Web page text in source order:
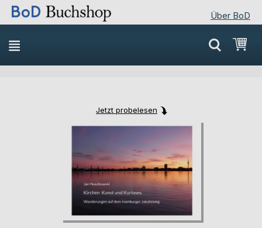
Über BoD
Direkt
zum
Inhalt
Jetzt probelesen
Skip
the
end
of
the
images
Skip
the
beginning
of
the
images